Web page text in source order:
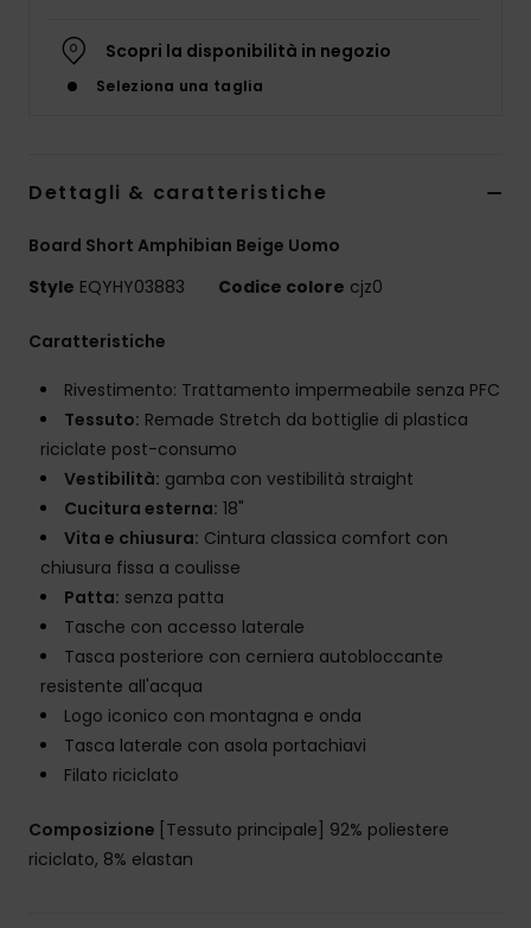
Scopri la disponibilità in negozio
Seleziona una taglia
Dettagli & caratteristiche
Board Short Amphibian Beige Uomo
Style EQYHY03883 Codice colore cjz0
Caratteristiche
Rivestimento: Trattamento impermeabile senza PFC
Tessuto: Remade Stretch da bottiglie di plastica
riciclate post-consumo
Vestibilità: gamba con vestibilità straight
Cucitura esterna: 18"
Vita e chiusura: Cintura classica comfort con
chiusura fissa a coulisse
Patta: senza patta
Tasche con accesso laterale
Tasca posteriore con cerniera autobloccante
resistente all'acqua
Logo iconico con montagna e onda
Tasca laterale con asola portachiavi
Filato riciclato
Composizione [Tessuto principale] 92% poliestere
riciclato, 8% elastan